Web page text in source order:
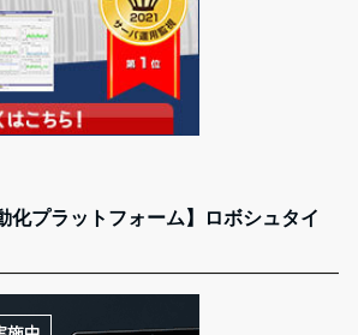
化プラットフォーム】ロボシュタイ